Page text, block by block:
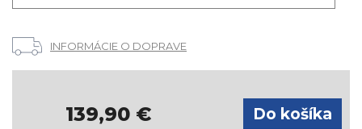
INFORMÁCIE O DOPRAVE
139,90 €